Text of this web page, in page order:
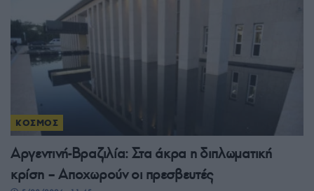
ΚΟΣΜΟΣ
Αργεντινή-Βραζιλία: Στα άκρα η διπλωματική
κρίση – Αποχωρούν οι πρεσβευτές